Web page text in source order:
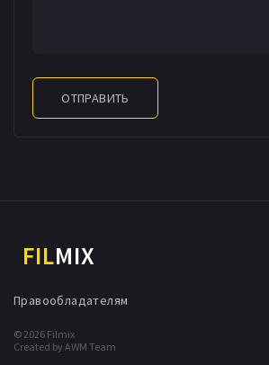
ОТПРАВИТЬ
FILMIX
© 2026 Filmix
Created by AWM Team
Правообладателям